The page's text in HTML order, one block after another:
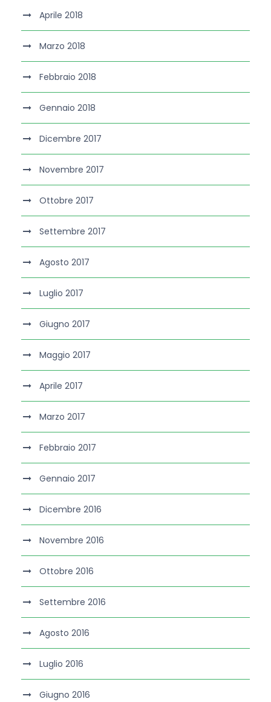
Aprile 2018
Marzo 2018
Febbraio 2018
Gennaio 2018
Dicembre 2017
Novembre 2017
Ottobre 2017
Settembre 2017
Agosto 2017
Luglio 2017
Giugno 2017
Maggio 2017
Aprile 2017
Marzo 2017
Febbraio 2017
Gennaio 2017
Dicembre 2016
Novembre 2016
Ottobre 2016
Settembre 2016
Agosto 2016
Luglio 2016
Giugno 2016